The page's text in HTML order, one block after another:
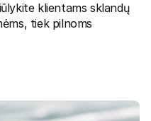
klientams sklandų
tiek pilnoms